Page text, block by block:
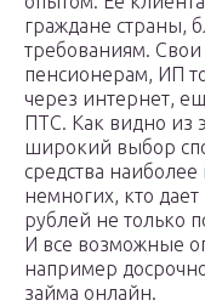
граждане страны,
требованиям.
пенсионерам, ИП
через интернет,
ПТС. Как видно из
широкий выбор
средства
немногих, кто дает
рублей не только
И все возможные
например
займа онлайн.